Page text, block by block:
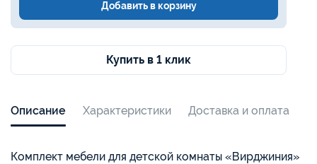
Добавить в корзину
Купить в 1 клик
Описание Характеристики Доставка и оплата
Комплект мебели для детской комнаты «Вирджиния»